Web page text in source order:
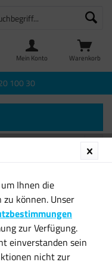
Warenkorb
Mein Konto
100 30
Ihnen die
können. Unser
zur Verfügung.
einverstanden sein
nicht zur